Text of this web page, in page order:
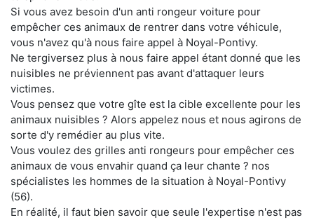
Si vous avez besoin d'un anti rongeur voiture pour
empêcher ces animaux de rentrer dans votre véhicule,
vous n'avez qu'à nous faire appel à Noyal-Pontivy.
Ne tergiversez plus à nous faire appel étant donné que les
nuisibles ne préviennent pas avant d'attaquer leurs
victimes.
Vous pensez que votre gîte est la cible excellente pour les
animaux nuisibles ? Alors appelez nous et nous agirons de
sorte d'y remédier au plus vite.
Vous voulez des grilles anti rongeurs pour empêcher ces
animaux de vous envahir quand ça leur chante ? nos
spécialistes les hommes de la situation à Noyal-Pontivy
(56).
En réalité, il faut bien savoir que seule l'expertise n'est pas